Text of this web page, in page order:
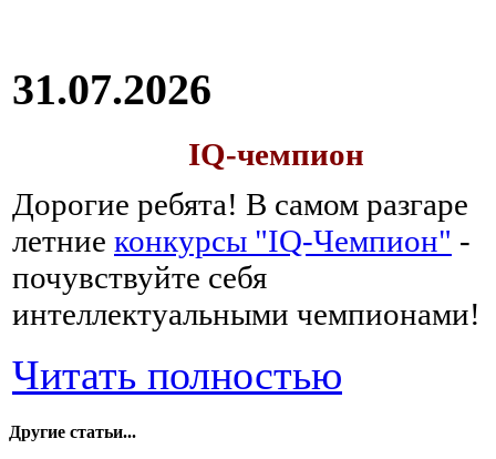
31.07.2026
IQ-чемпион
Дорогие ребята! В самом разгаре
летние конкурсы "IQ-Чемпион" -
почувствуйте себя
интеллектуальными чемпионами!
Читать полностью
Другие статьи...